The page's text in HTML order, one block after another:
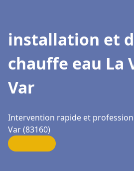
installation et
chauffe eau La
Var
Intervention rapide et
Var (83160)